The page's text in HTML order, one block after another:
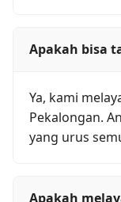
Apakah bisa
Ya, kami
Pekalongan.
yang urus
Apakah